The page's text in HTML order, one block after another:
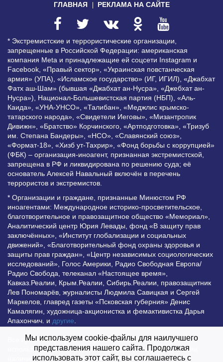
ГЛАВНАЯ РЕКЛАМА НА САЙТЕ
* Экстремистские и террористические организации,
запрещенные в Российской Федерации: американская
компания Meta и принадлежащие ей соцсети Instagram и
Facebook, «Правый сектор», «Украинская повстанческая
армия» (УПА), «Исламское государство» (ИГ, ИГИЛ), «Джабхат
Фатх аш-Шам» (бывшая «Джабхат ан-Нусра», «Джебхат ан-
Нусра»), Национал-Большевистская партия (НБП), «Аль-
Каида», «УНА-УНСО», «Талибан», «Меджлис крымско-
татарского народа», «Свидетели Иеговы», «Мизантропик
Дивижн», «Братство» Корчинского, «Артподготовка», «Тризуб
им. Степана Бандеры», «НСО», «Славянский союз»,
«Формат-18», «Хизб ут-Тахрир», «Фонд борьбы с коррупцией»
(ФБК) – организация-иноагент, признанная экстремистской,
запрещена в РФ и ликвидирована по решению суда; её
основатель Алексей Навальный включён в перечень
террористов и экстремистов.
* Организации и граждане, признанные Минюстом РФ
иноагентами: Международное историко-просветительское,
благотворительное и правозащитное общество «Мемориал»,
Аналитический центр Юрия Левады, фонд «В защиту прав
заключённых», «Институт глобализации и социальных
движений», «Благотворительный фонд охраны здоровья и
защиты прав граждан», «Центр независимых социологических
исследований», Голос Америки, Радио Свободная Европа/
Радио Свобода, телеканал «Настоящее время»,
Кавказ.Реалии, Крым.Реалии, Сибирь.Реалии, правозащитник
Лев Пономарёв, журналисты Людмила Савицкая и Сергей
Маркелов, главред газеты «Псковская губерния» Денис
Камалягин, художница-акционистка и фемактивистка Дарья
Апахончич. и другие
Все права защищены и охраняются законом. Любое
использование материалов сайта допустимо при условии
наличия активной гиперссылки на Vesti.UZ.
Мы используем cookie-файлы для наилучшего
представления нашего сайта. Продолжая
использовать этот сайт, вы соглашаетесь с